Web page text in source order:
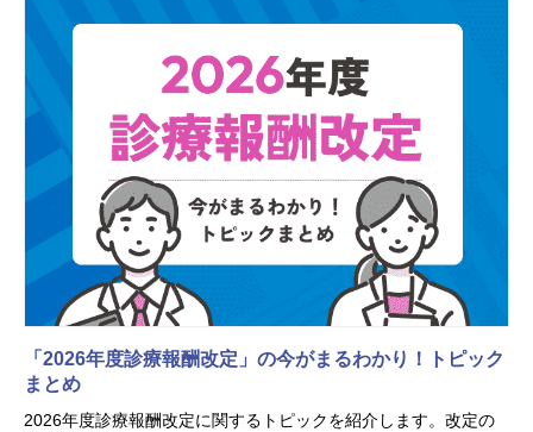
「2026年度診療報酬改定」の今がまるわかり！トピック
まとめ
2026年度診療報酬改定に関するトピックを紹介します。改定の